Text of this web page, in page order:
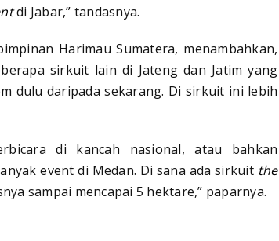
di Jabar,” tandasnya.
Harimau Sumatera, menambahkan,
sirkuit lain di Jateng dan Jatim yang
dulu daripada sekarang. Di sirkuit ini lebih
di kancah nasional, atau bahkan
event di Medan. Di sana ada sirkuit the
sampai mencapai 5 hektare,” paparnya.